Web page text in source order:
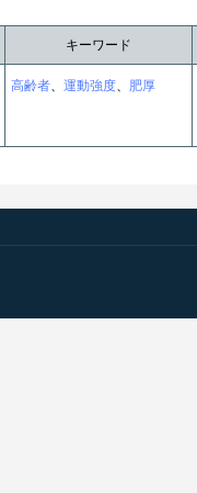
キーワード
高齢者、 運動強度、 肥厚